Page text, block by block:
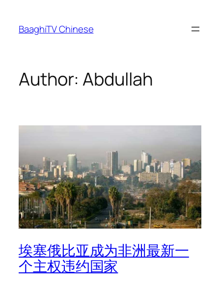
content
BaaghiTV Chinese
Author:Abdullah
埃塞俄比亚成为非洲最新一
个主权违约国家